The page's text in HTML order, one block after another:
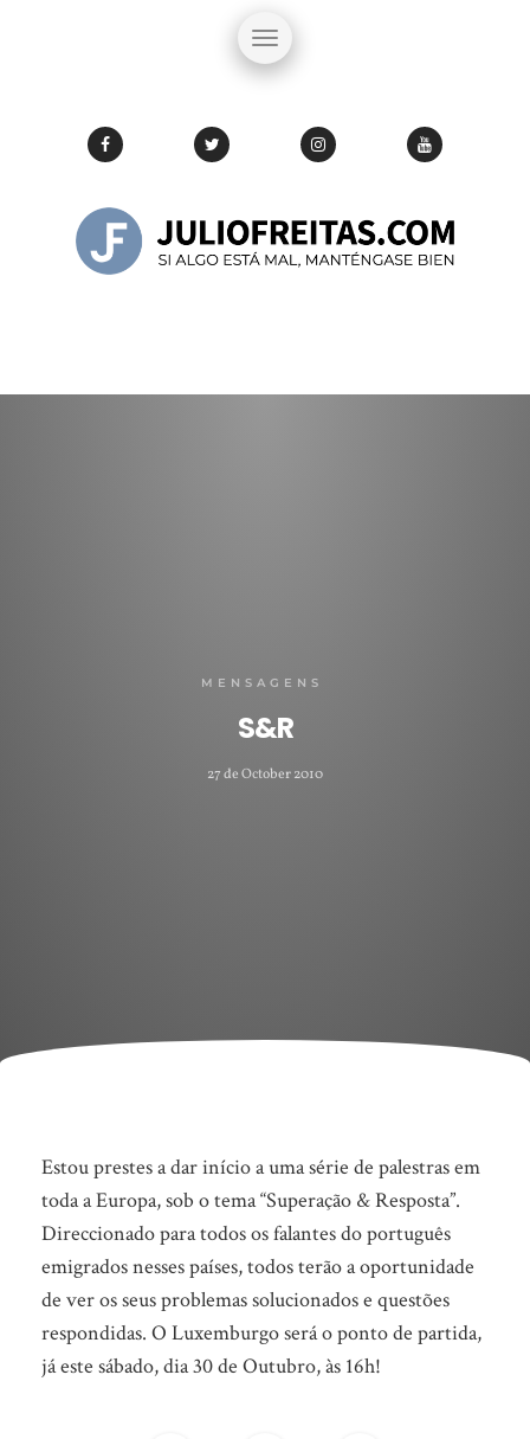
MENSAGENS
S&R
27 de October 2010
Estou prestes a dar início a uma série de palestras em
toda a Europa, sob o tema “Superação & Resposta”.
Direccionado para todos os falantes do português
emigrados nesses países, todos terão a oportunidade
de ver os seus problemas solucionados e questões
respondidas. O Luxemburgo será o ponto de partida,
já este sábado, dia 30 de Outubro, às 16h!